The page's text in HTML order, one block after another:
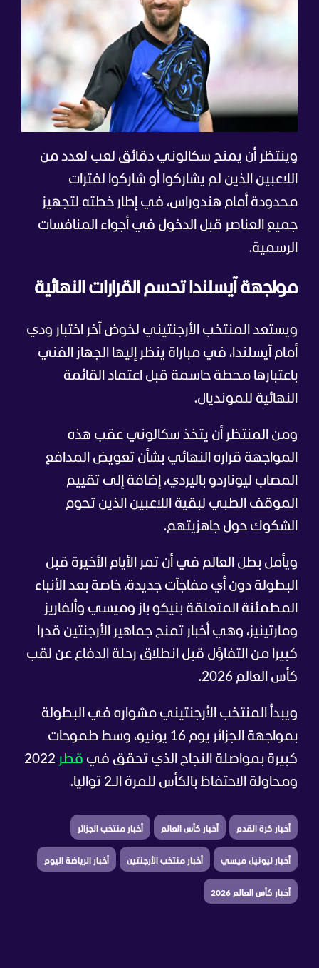
وينتظر أن يمنح سكالوني دقائق لعب لعدد من
اللاعبين الذين لم يشاركوا أو شاركوا لفترات
محدودة أمام هندوراس، في إطار خطته لتجهيز
جميع العناصر قبل الدخول في أجواء المنافسات
الرسمية.
مواجهة آيسلندا تحسم القرارات النهائية
ويستعد المنتخب الأرجنتيني لخوض آخر اختبار ودي
أمام آيسلندا، في مباراة ينظر إليها الجهاز الفني
باعتبارها محطة حاسمة قبل اعتماد القائمة
النهائية للمونديال.
ومن المنتظر أن يتخذ سكالوني عقب هذه
المواجهة قراره النهائي بشأن تعويض المدافع
المصاب ليوناردو باليردي، إضافة إلى تقييم
الموقف الطبي لبقية اللاعبين الذين تحوم
الشكوك حول جاهزيتهم.
ويأمل بطل العالم في أن تمر الأيام الأخيرة قبل
البطولة دون أي مفاجآت جديدة، خاصة بعد الأنباء
المطمئنة المتعلقة بنيكو باز وميسي وألفاريز
ومارتينيز، وهي أخبار تمنح جماهير الأرجنتين قدرا
كبيرا من التفاؤل قبل انطلاق رحلة الدفاع عن لقب
كأس العالم 2026.
ويبدأ المنتخب الأرجنتيني مشواره في البطولة
بمواجهة الجزائر يوم 16 يونيو، وسط طموحات
كبيرة بمواصلة النجاح الذي تحقق في قطر 2022
ومحاولة الاحتفاظ بالكأس للمرة الـ2 تواليا.
أخبار كرة القدم أخبار كأس العالم أخبار منتخب الجزائر
أخبار ليونيل ميسي أخبار منتخب الأرجنتين أخبار الرياضة اليوم
أخبار كأس العالم 2026